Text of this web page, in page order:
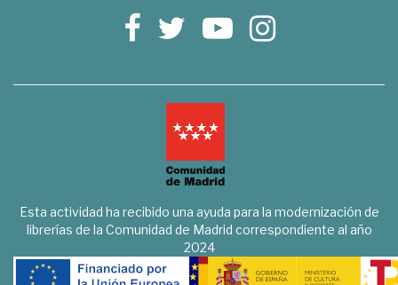
Esta actividad ha recibido una ayuda para la modernización de
librerías de la Comunidad de Madrid correspondiente al año
2024